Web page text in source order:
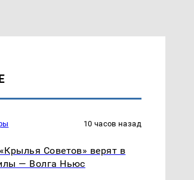
10 часов назад
Советов» верят в
— Волга Ньюс